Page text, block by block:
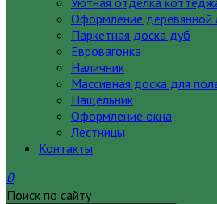
Оформление деревянной
Паркетная доска дуб
Евровагонка
Наличник
Массивная доска для
Нащельник
Оформление окна
Лестницы
Контакты
0
Поиск по сайту